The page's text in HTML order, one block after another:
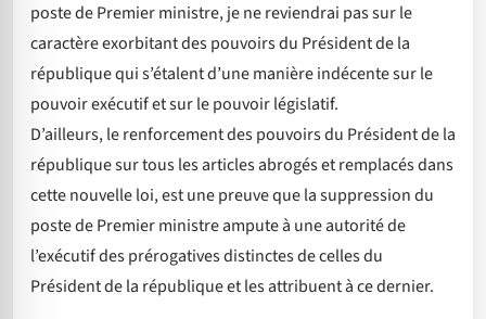
poste de Premier ministre, je ne reviendrai pas sur le
caractère exorbitant des pouvoirs du Président de la
république qui s’étalent d’une manière indécente sur le
pouvoir exécutif et sur le pouvoir législatif.
D’ailleurs, le renforcement des pouvoirs du Président de la
république sur tous les articles abrogés et remplacés dans
cette nouvelle loi, est une preuve que la suppression du
poste de Premier ministre ampute à une autorité de
l’exécutif des prérogatives distinctes de celles du
Président de la république et les attribuent à ce dernier.